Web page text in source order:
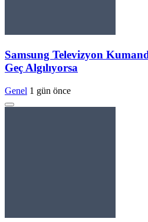
Samsung Televizyon
Geç Algılıyorsa
Genel 1 gün önce